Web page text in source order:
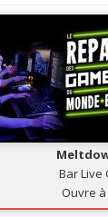
Bar Live
Ouvre